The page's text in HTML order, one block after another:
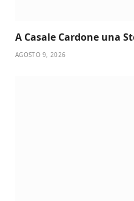
A Casale Cardone una
AGOSTO 9, 2026